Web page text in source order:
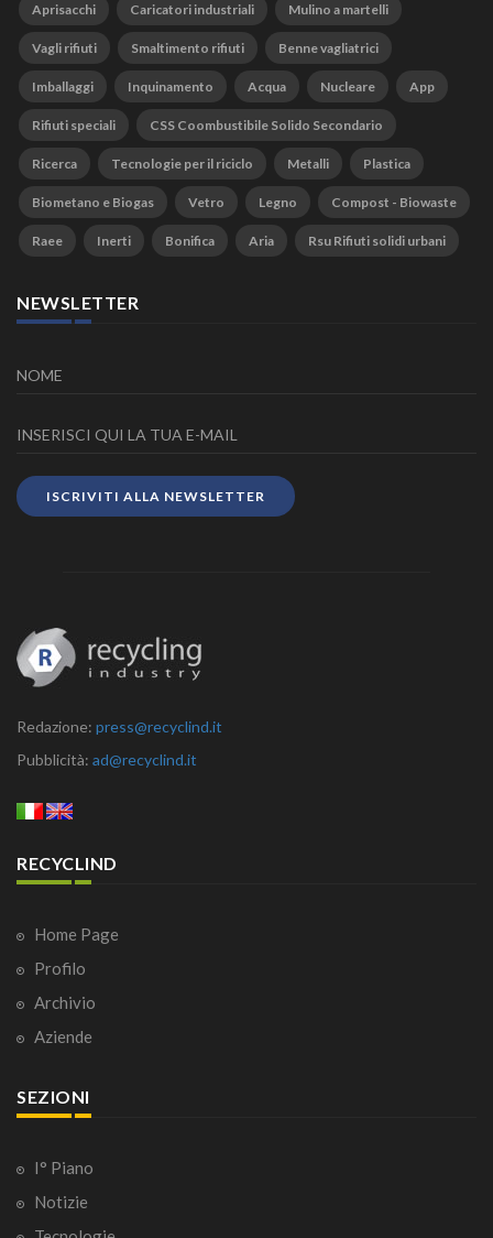
Aprisacchi Caricatori industriali Mulino a martelli
Vagli rifiuti Smaltimento rifiuti Benne vagliatrici
Imballaggi Inquinamento Acqua Nucleare App
Rifiuti speciali CSS Coombustibile Solido Secondario
Ricerca Tecnologie per il riciclo Metalli Plastica
Biometano e Biogas Vetro Legno Compost - Biowaste
Raee Inerti Bonifica Aria Rsu Rifiuti solidi urbani
NEWSLETTER
ISCRIVITI ALLA NEWSLETTER
Redazione: press@recyclind.it
Pubblicità: ad@recyclind.it
RECYCLIND
Home Page
Profilo
Archivio
Aziende
SEZIONI
I° Piano
Notizie